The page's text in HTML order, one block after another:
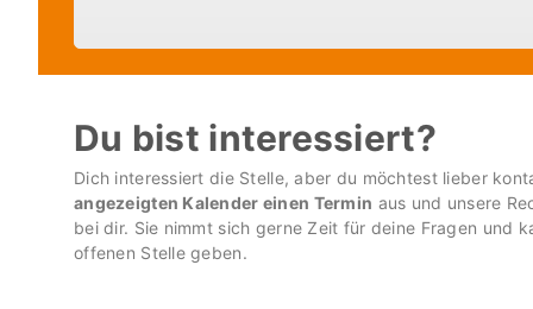
Du bist interessiert?
Dich interessiert die Stelle, aber du möchtest lieber
angezeigten Kalender einen Termin aus und unsere
bei dir. Sie nimmt sich gerne Zeit für deine Fragen und
offenen Stelle geben.